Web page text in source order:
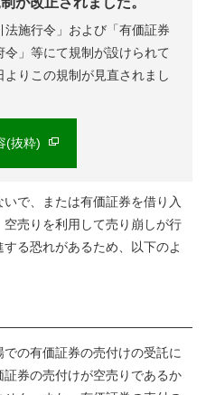
施行令」および「有価証券
」等にて規制が設けられて
りこの規制が見直されまし
(抜粋)
で、または有価証券を借り入
売りを利用して売り崩しが行
る恐れがあるため、以下のよ
の有価証券の売付けの受託に
券の売付けが空売りであるか